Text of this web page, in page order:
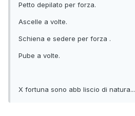
Petto depilato per forza.
Ascelle a volte.
Schiena e sedere per forza .
Pube a volte.
X fortuna sono abb liscio di natura...